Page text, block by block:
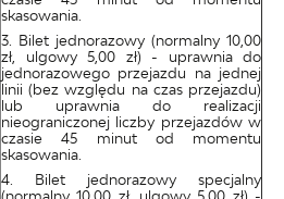
skasowania.
Bilet jednorazowy (normalny 10,00
zł, ulgowy 5,00 zł) - uprawnia do
jednorazowego przejazdu na jednej
linii (bez względu na czas przejazdu)
lub uprawnia do realizacji
nieograniczonej liczby przejazdów w
czasie 45 minut od momentu
skasowania.
Bilet jednorazowy specjalny